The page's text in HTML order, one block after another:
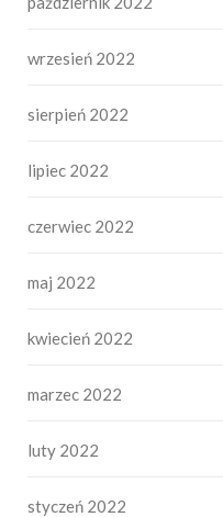
wrzesień 2022
sierpień 2022
lipiec 2022
czerwiec 2022
maj 2022
kwiecień 2022
marzec 2022
luty 2022
styczeń 2022